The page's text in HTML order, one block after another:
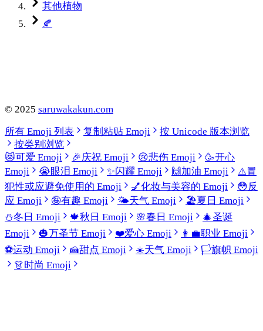
其他植物
🍂
© 2025 saruwakakun.com
所有 Emoji 列表
复制粘贴 Emoji
按 Unicode 版本浏览
按类别浏览
😻可爱 Emoji 🎉庆祝 Emoji 😢悲伤 Emoji 🥳开心
Emoji
😭眼泪 Emoji ✨闪耀 Emoji 🙌加油 Emoji ⚠️冒
犯性或应避免使用的 Emoji
💅化妆与美容的 Emoji 😳反
应 Emoji
🤪有趣 Emoji 🌤️天气 Emoji 🏖️夏日 Emoji
⛄冬日 Emoji 🍁秋日 Emoji 🌸春日 Emoji 🎄圣诞
Emoji
🎃万圣节 Emoji ❤️爱心 Emoji 👩‍💼职业 Emoji
⚽运动 Emoji 🍰甜点 Emoji ☀️天气 Emoji 🏳️旗帜 Emoji
👗时尚 Emoji